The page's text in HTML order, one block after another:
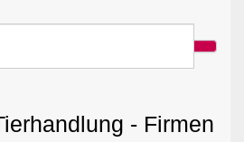
- Firmen